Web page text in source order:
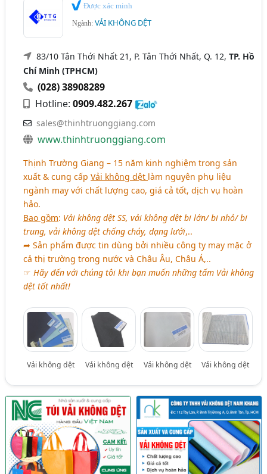
Được xác minh
Ngành:VẢI KHÔNG DỆT
83/10 Tân Thới Nhất 21, P. Tân Thới Nhất, Q. 12,TP. Hồ
Chí Minh (TPHCM)
(028) 38908289
Hotline:0909.482.267
sales@thinhtruonggiang.com
www.thinhtruonggiang.com
Thịnh Trường Giang – 15 năm kinh nghiệm trong sản
xuất & cung cấpVải không dệt làm nguyên phụ liệu
ngành may với chất lượng cao, giá cả tốt, dịch vụ hoàn
hảo.
Bao gồm: Vải không dệt SS, vải không dệt bi lớn/ bi nhỏ/ bi
trung, vải không dệt chống cháy, dạng lưới,..
➦ Sản phẩm được tin dùng bởi nhiều công ty may mặc ở
cả thị trường trong nước và Châu Âu, Châu Á,..
☞Hãy đến với chúng tôi khi bạn muốn những tấm Vải không
dệt tốt nhất!
Vải không dệt Vải không dệt Vải không dệt Vải không dệt